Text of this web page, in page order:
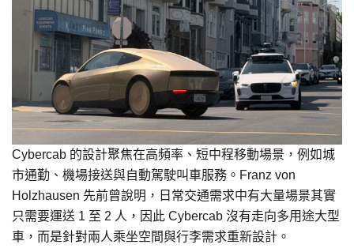
Cybercab 的設計聚焦在高頻率、短中程移動場景，例如城
市通勤、機場接送與自動駕駛叫車服務。Franz von
Holzhausen 先前曾說明，日常交通需求中有大量場景其實
只需要運送 1 至 2 人，因此 Cybercab 沒有走向多用途大型
車，而是針對兩人乘坐空間與行李需求重新設計。